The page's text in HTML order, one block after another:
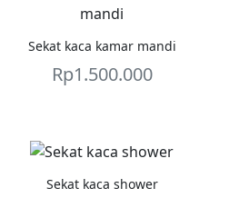
Sekat kaca kamar mandi
Rp1.500.000
Sekat kaca shower